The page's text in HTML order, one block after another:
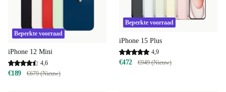
Beperkte voorraad
iPhone 12 Mini
4,6
€189 €679 (Nieuw)
Beperkte voorraad
iPhone 15 Plus
4,9
€472 €949 (Nieuw)